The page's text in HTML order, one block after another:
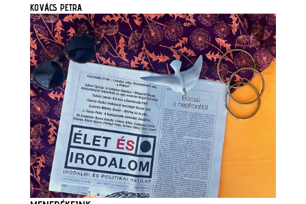
KOVÁCS PETRA